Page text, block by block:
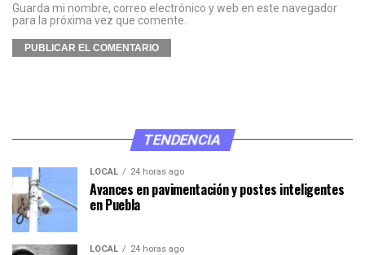
Guarda mi nombre, correo electrónico y web en este navegador
para la próxima vez que comente.
TENDENCIA
LOCAL 24 horas ago
Avances en pavimentación y postes inteligentes
en Puebla
LOCAL 24 horas ago